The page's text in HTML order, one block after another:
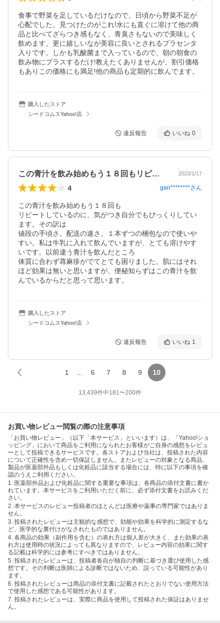
食事で野菜を足しているだけなので、日頃から野菜不足が
心配でした。見つけたのがこれ!水にも直ぐに溶けて他の商
品と比べてざらつき感もなく、青臭さもないので美味しく
飲めます。更に嬉しいなが美容に良いとされるプラセンタ
入りです。しかも乳酸菌まで入っているので、朝の朝食の
飲み物にプラスするだけ!教えたくありませんが、割引価格
もありこの価格にも満足!他の商品も定期的に飲んでます。
購入したストア
シードコムスYahoo!店
違反報告 いいね 0
この青汁を飲み始めもう１８回もリピート… 2023/1/17
4 gan********さん
この青汁を飲み始めもう１８回も
リピートしているのに、気がつき自分でもびっくりしてい
ます。その訳は
値段の手頃さ。配送の速さ。１本ずつの梱包なので使いや
すい。私は牛乳に入れて飲んでいますが、とても溶けやす
いです。以前違う青汁を飲んだところ
体質に合わず蕁麻疹がでてとても困りました。肌にはそれ
ほど効果は無いと思いますが、便秘知らずはこの青汁を飲
んでいるからだと思って思います。
購入したストア
シードコムスYahoo!店
違反報告 いいね 1
1 6 7 8 9 10
13,439件中181〜200件
お買い物レビュー閲覧の際の注意事項
「お買い物レビュー」（以下「本サービス」といいます）は、「Yahoo!ショ
ッピング」において商品をご利用になられたお客様がご自身の感想をレビュ
ーとして投稿できるサービスです。各ストアおよび当社は、投稿された内容
について正確性を含め一切保証しません。またレビューの対象となる商品、
製品が医薬部外品もしくは化粧品に該当する場合には、特に以下の事項を確
認のうえご利用ください。
1. 医薬部外品および化粧品に関する重要な事項は、各商品の添付文書に書か
れています。本サービスをご利用いただく前に、必ず添付文書をお読みくだ
さい。
2. 本サービスのレビュー投稿者のほとんどは医療や薬事の専門家ではありま
せん。
3. 投稿されたレビューは主観的な感想で、効能や効果を科学的に測定するな
ど、医学的な裏付けがなされたものではありません。
4. 各商品の効果（副作用を含む）の表れ方は個人差が大きく、また効果の表
れ方は使用時の状況によっても異なりますので、レビュー内容の効果に関す
る記載は科学的には参考にすべきではありません。
5. 投稿されたレビューは、投稿者各自が独自の判断に基づき選び使用した感
想です。その判断は医師による診断ではないため、誤っている可能性があり
ます。
6. 投稿されたレビューは商品の添付文書に記載されたとおりでない使用方法
で使用した感想である可能性があります。
7. 投稿されたレビューは、実際に商品を使用して投稿された保証はありませ
ん。